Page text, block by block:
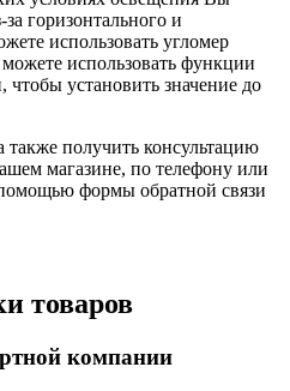
горизонтального и
использовать угломер
использовать функции
установить значение до
получить консультацию
магазине, по телефону или
формы обратной связи
товаров
компании